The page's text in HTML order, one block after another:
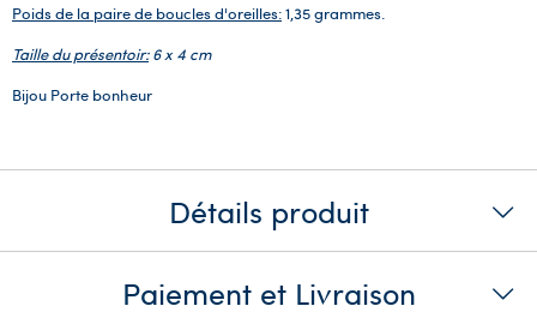
Poids de la paire de boucles d'oreilles:1,35 grammes.
Taille du présentoir:6 x 4 cm
Bijou Porte bonheur
Détails produit
Paiement et Livraison